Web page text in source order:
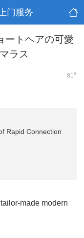
门服务
ートヘアの可愛
ラス
81#
Rapid Connection
made modern